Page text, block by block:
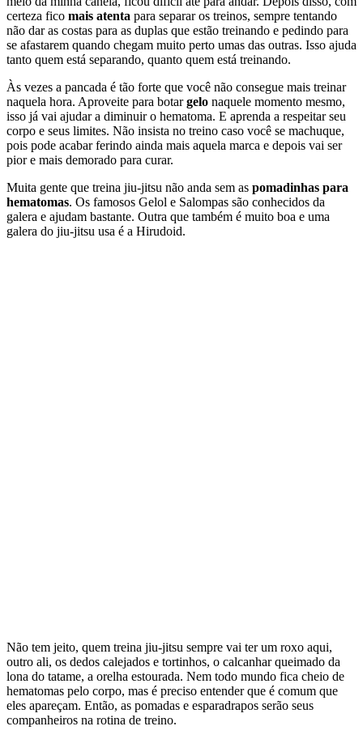
certeza fico mais atenta para separar os treinos, sempre tentando
não dar as costas para as duplas que estão treinando e pedindo para
se afastarem quando chegam muito perto umas das outras. Isso ajuda
tanto quem está separando, quanto quem está treinando.
Às vezes a pancada é tão forte que você não consegue mais treinar
naquela hora. Aproveite para botargelo naquele momento mesmo,
isso já vai ajudar a diminuir o hematoma. E aprenda a respeitar seu
corpo e seus limites. Não insista no treino caso você se machuque,
pois pode acabar ferindo ainda mais aquela marca e depois vai ser
pior e mais demorado para curar.
Muita gente que treina jiu-jitsu não anda sem as pomadinhas para
hematomas. Os famosos Gelol e Salompas são conhecidos da
galera e ajudam bastante. Outra que também é muito boa e uma
galera do jiu-jitsu usa é a Hirudoid.
Não tem jeito, quem treina jiu-jitsu sempre vai ter um roxo aqui,
outro ali, os dedos calejados e tortinhos, o calcanhar queimado da
lona do tatame, a orelha estourada. Nem todo mundo fica cheio de
hematomas pelo corpo, mas é preciso entender que é comum que
eles apareçam. Então, as pomadas e esparadrapos serão seus
companheiros na rotina de treino.